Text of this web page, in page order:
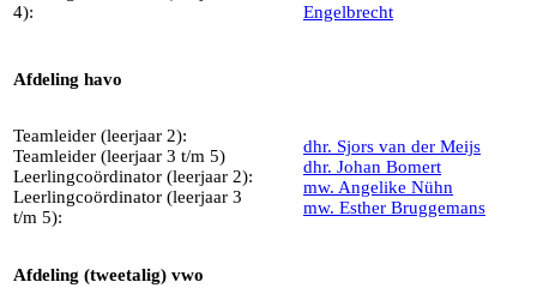
4):
Engelbrecht
Afdeling havo
Teamleider (leerjaar 2):
Teamleider (leerjaar 3 t/m 5)
Leerlingcoördinator (leerjaar 2):
Leerlingcoördinator (leerjaar 3
t/m 5):
dhr. Sjors van der Meijs
dhr. Johan Bomert
mw. Angelike Nühn
mw. Esther Bruggemans
Afdeling (tweetalig) vwo